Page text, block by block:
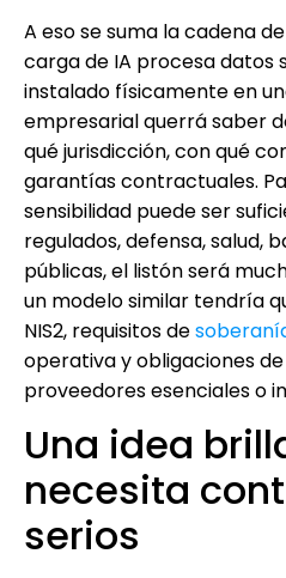
A eso se suma la cadena
carga de IA procesa datos
instalado físicamente en
empresarial querrá saber
qué jurisdicción, con qué
garantías contractuales.
sensibilidad puede ser
regulados, defensa, salud,
públicas, el listón será
un modelo similar tendría
NIS2, requisitos de
operativa y obligaciones
proveedores esenciales o
Una idea
necesita
serios